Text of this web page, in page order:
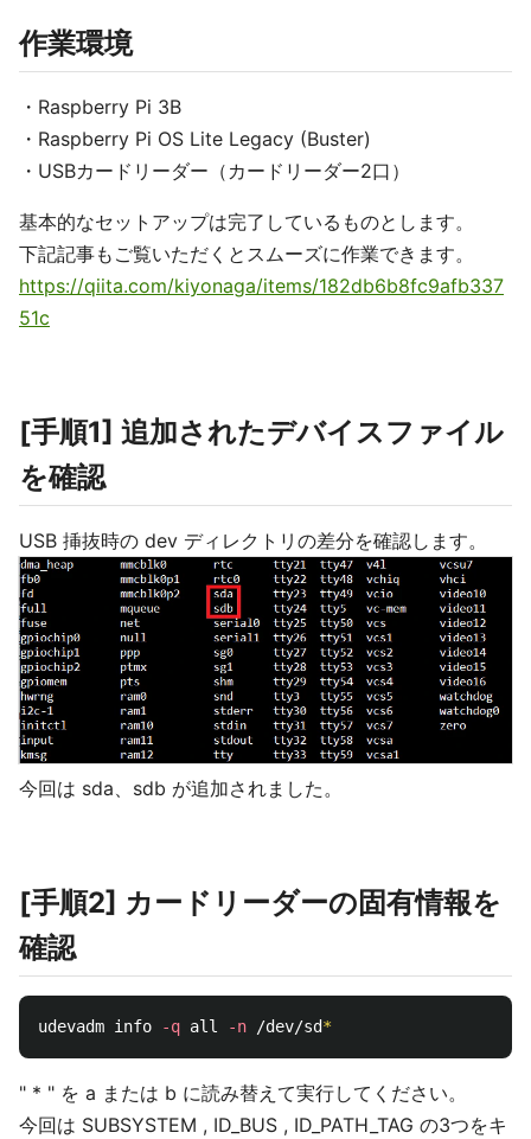
作業環境
・Raspberry Pi 3B
・Raspberry Pi OS Lite Legacy (Buster)
・USBカードリーダー（カードリーダー2口）
基本的なセットアップは完了しているものとします。
下記記事もご覧いただくとスムーズに作業できます。
https://qiita.com/kiyonaga/items/182db6b8fc9afb337
51c
[手順1] 追加されたデバイスファイル
を確認
USB 挿抜時の dev ディレクトリの差分を確認します。
今回は sda、sdb が追加されました。
[手順2] カードリーダーの固有情報を
確認
udevadm info -q all -n /dev/sd*
" * " を a または b に読み替えて実行してください。
今回は SUBSYSTEM , ID_BUS , ID_PATH_TAG の3つをキ